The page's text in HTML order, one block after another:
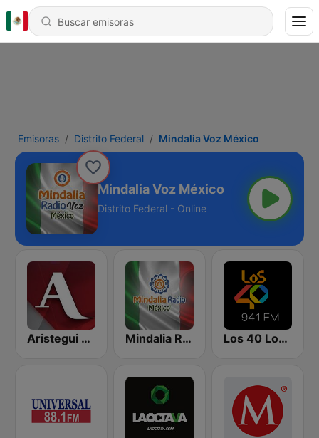
Emisoras Distrito Federal Mindalia Voz México
Mindalia Voz México
Distrito Federal - Online
Aristegui Noticias Mindalia Radio México Los 40 Los Mochis